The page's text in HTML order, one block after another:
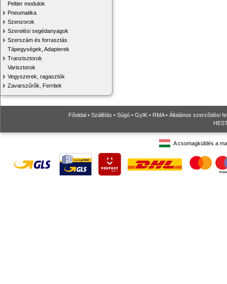
Peltier modulok
Pneumatika
Szenzorok
Szerelési segédanyagok
Szerszám és forrasztás
Tápegységek, Adapterek
Tranzisztorok
Varisztorok
Vegyszerek, ragasztók
Zavarszűrők, Ferritek
Főoldal • Szállítás • Súgó • GyIK • RMA• Általános szerződési
A csomagküldés a